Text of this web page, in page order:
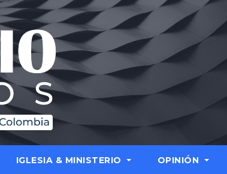
IGLESIA & MINISTERIO OPINIÓN